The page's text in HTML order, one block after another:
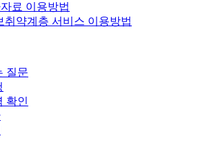
료 이용방법
취약계층 서비스 이용방법
질문
확인